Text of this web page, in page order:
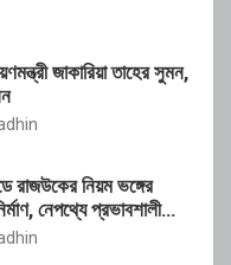
জাকারিয়া তাহের সুমন,
রাজউকের নিয়ম ভঙ্গের
নেপথ্যে প্রভাবশালী